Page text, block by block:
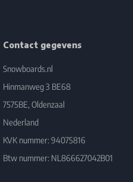
Contact gegevens
Snowboards.nl
Hinmanweg 3 BE68
7575BE, Oldenzaal
Nederland
KVK nummer: 94075816
Btw nummer: NL866627042B01